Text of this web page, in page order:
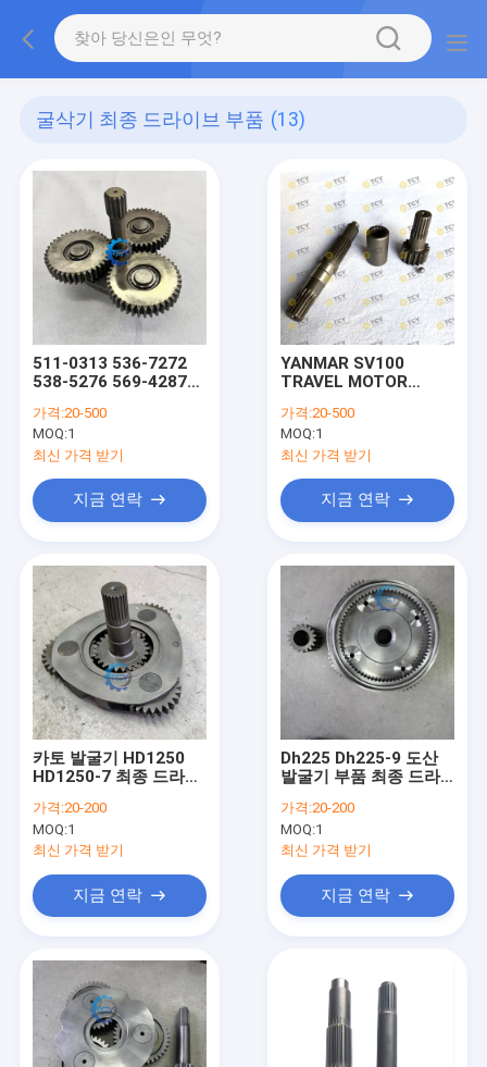
굴삭기 최종 드라이브 부품 (13)
511-0313 536-7272
538-5276 569-4287
CAT 320GC 320GX
323GC용 최종 구동 부
품
가격:20-500
MOQ:1
최신 가격 받기
지금 연락
YANMAR SV100
TRAVEL MOTOR
드라이브 기어 셰프트
172499-73370
172499-73410 커플링
가격:20-500
MOQ:1
최신 가격 받기
지금 연락
카토 발굴기 HD1250
HD1250-7 최종 드라이
기어
가격:20-200
MOQ:1
최신 가격 받기
지금 연락
Dh225 Dh225-9 도산
발굴기 부품 최종 드라
K9007412 K9007391
Tm40vd
가격:20-200
MOQ:1
최신 가격 받기
지금 연락